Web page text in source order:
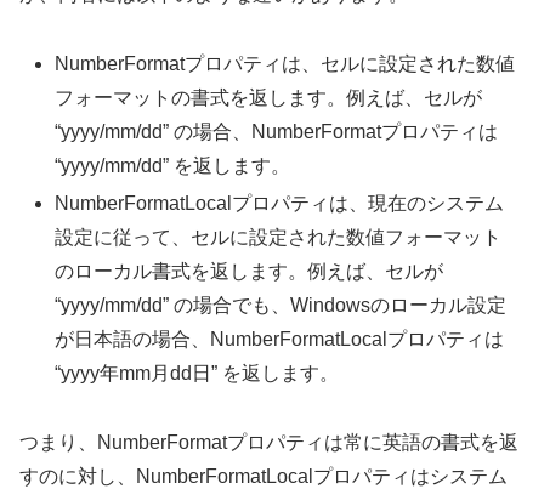
NumberFormatプロパティは、セルに設定された数値
フォーマットの書式を返します。例えば、セルが
“yyyy/mm/dd” の場合、NumberFormatプロパティは
“yyyy/mm/dd” を返します。
NumberFormatLocalプロパティは、現在のシステム
設定に従って、セルに設定された数値フォーマット
のローカル書式を返します。例えば、セルが
“yyyy/mm/dd” の場合でも、Windowsのローカル設定
が日本語の場合、NumberFormatLocalプロパティは
“yyyy年mm月dd日” を返します。
つまり、NumberFormatプロパティは常に英語の書式を返
すのに対し、NumberFormatLocalプロパティはシステム